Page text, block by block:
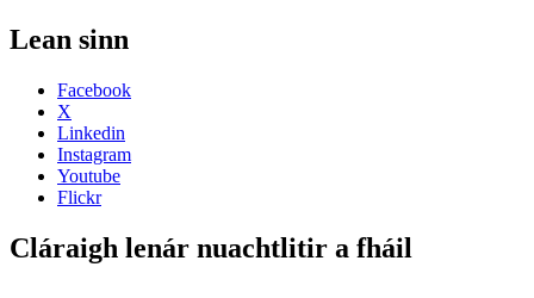
Lean sinn
Facebook
X
Linkedin
Instagram
Youtube
Flickr
Cláraigh lenár nuachtlitir a fháil